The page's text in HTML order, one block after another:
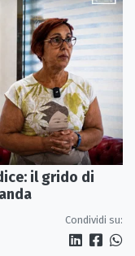
il grido di
Condividi su: